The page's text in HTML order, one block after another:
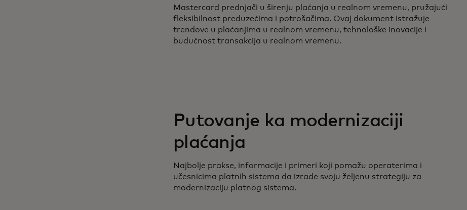
Mastercard prednjači u širenju plaćanja u realnom vremenu, pružajući
fleksibilnost preduzećima i potrošačima. Ovaj dokument istražuje
trendove u plaćanjima u realnom vremenu, tehnološke inovacije i
budućnost transakcija u realnom vremenu.
Putovanje ka modernizaciji
plaćanja
Najbolje prakse, informacije i primeri koji pomažu operaterima i
učesnicima platnih sistema da izrade svoju željenu strategiju za
modernizaciju platnog sistema.